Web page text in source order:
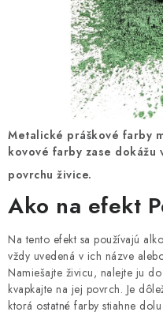
Metalické práškové farby
kovové farby zase
povrchu živice.
Ako na efekt
Na tento efekt sa používajú
vždy uvedená v ich názve
Namiešajte živicu, nalejte ju
kvapkajte na jej povrch. Je
ktorá ostatné farby stiahne